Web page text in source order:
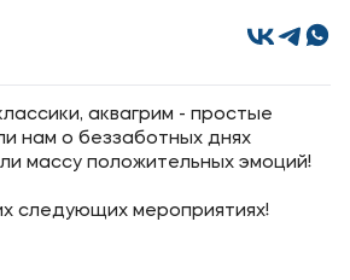
аквагрим - простые
нам о беззаботных днях
массу положительных эмоций!
следующих мероприятиях!